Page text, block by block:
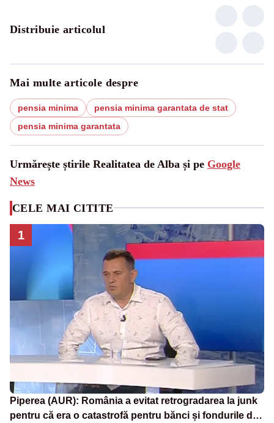
Distribuie articolul
Mai multe articole despre
pensia minima
pensia minima garantata de stat
pensia minima garantata
Urmărește știrile Realitatea de Alba și pe Google
News
CELE MAI CITITE
1
Piperea (AUR): România a evitat retrogradarea la junk
pentru că era o catastrofă pentru bănci și fondurile de